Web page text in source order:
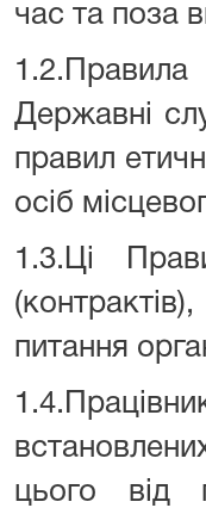
час та поза
Державні
правил
осіб
1.3.Ці
питання
цього від